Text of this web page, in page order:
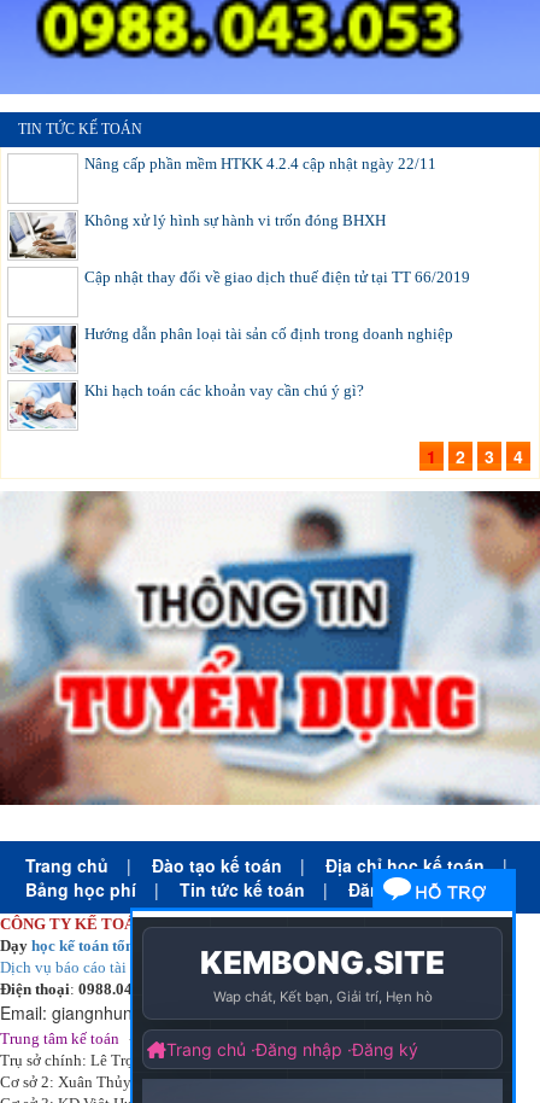
TIN TỨC KẾ TOÁN
Nâng cấp phần mềm HTKK 4.2.4 cập nhật ngày 22/11
Không xử lý hình sự hành vi trốn đóng BHXH
Cập nhật thay đổi về giao dịch thuế điện tử tại TT 66/2019
Hướng dẫn phân loại tài sản cố định trong doanh nghiệp
Khi hạch toán các khoản vay cần chú ý gì?
1 2 3 4
Trang chủ | Đào tạo kế toán | Địa chỉ học kế toán
|
Bảng học phí
| Tin tức kế toán | Đăng ký học
CÔNG TY KẾ TOÁN HÀ NỘI
Dạy học kế toán tổng hợp
Dịch vụ báo cáo tài chính
chuyên nghiệp uy tín giá rẻ
Điện thoại: 0988.043.053
Email: giangnhungkthn@gmail.com
Trung tâm kế toán - Công ty kế toán hà nội ạy tại:
Trụ sở chính: Lê Trọng Tấn - Thanh Xuân - Hà Nội
Cơ sở 2: Xuân Thủy - Cầu Giấy - Hà Nội